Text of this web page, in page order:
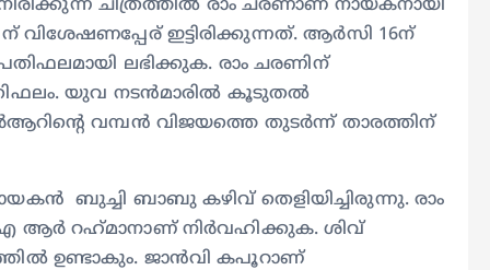
ചിത്രത്തില്‍ രാം ചരണാണ് നായകനായി
ഇട്ടിരിക്കുന്നത്. ആര്‍സി 16ന്
ലഭിക്കുക. രാം ചരണിന്
യുവ നടൻമാരില്‍ കൂടുതല്‍
വമ്പൻ വിജയത്തെ തുടര്‍ന്ന് താരത്തിന്
ബുച്ചി ബാബു കഴിവ് തെളിയിച്ചിരുന്നു. രാം
എ ആര്‍ റഹ്‍മാനാണ് നിര്‍വഹിക്കുക. ശിവ്
ഉണ്ടാകും. ജാൻവി കപൂറാണ്